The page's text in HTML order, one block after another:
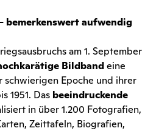
bemerkenswert aufwendig
am 1. September
Bildbandeine
schwierigen Epoche und ihrer
1951. Das beeindruckende
in über 1.200 Fotografien,
Zeittafeln, Biografien,